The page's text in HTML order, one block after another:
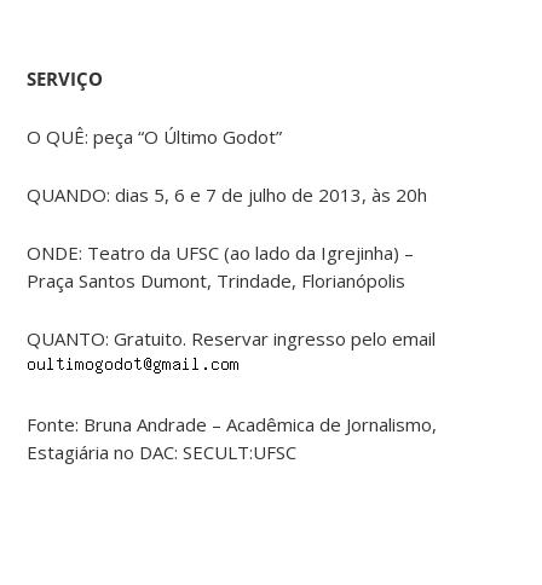
SERVIÇO
O QUÊ: peça “O Último Godot”
QUANDO: dias 5, 6 e 7 de julho de 2013, às 20h
ONDE: Teatro da UFSC (ao lado da Igrejinha) –
Praça Santos Dumont, Trindade, Florianópolis
QUANTO: Gratuito. Reservar ingresso pelo email
Fonte: Bruna Andrade – Acadêmica de Jornalismo,
Estagiária no DAC: SECULT:UFSC